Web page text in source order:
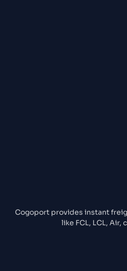
Cogoport provides instant
like FCL, LCL,